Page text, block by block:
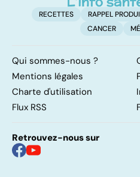
RECETTES RAPPEL
CANCER
Qui sommes-nous ?
Mentions légales
Charte d'utilisation
Flux RSS
Retrouvez-nous sur